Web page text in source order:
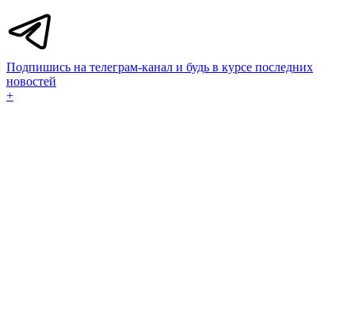
Подпишись на телеграм-канал и будь в курсе последних
новостей
+